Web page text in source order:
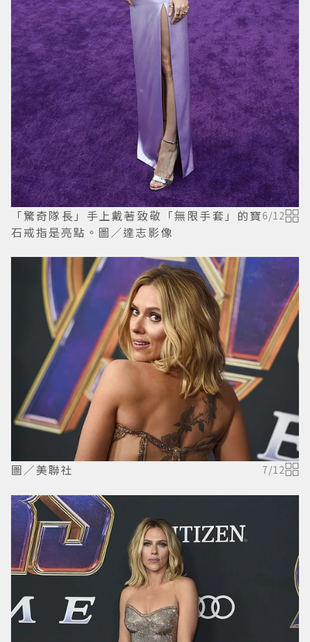
「驚奇隊長」手上戴著致敬「無限手套」的寶
石戒指是亮點。圖／達志影像
6/12
圖／美聯社 7/12